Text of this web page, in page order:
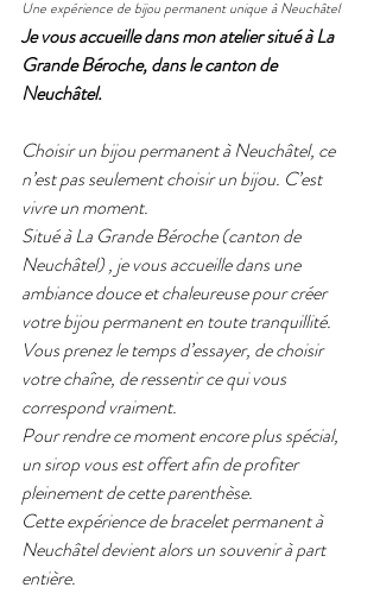
Une expérience de bijou permanent unique à Neuchâtel
Je vous accueille dans mon atelier situé à La
Grande Béroche, dans le canton de
Neuchâtel.
Choisir un bijou permanent à Neuchâtel, ce
n’est pas seulement choisir un bijou. C’est
vivre un moment.
Situé à La Grande Béroche (canton de
Neuchâtel) , je vous accueille dans une
ambiance douce et chaleureuse pour créer
votre bijou permanent en toute tranquillité.
Vous prenez le temps d’essayer, de choisir
votre chaîne, de ressentir ce qui vous
correspond vraiment.
Pour rendre ce moment encore plus spécial,
un sirop vous est offert afin de profiter
pleinement de cette parenthèse.
Cette expérience de bracelet permanent à
Neuchâtel devient alors un souvenir à part
entière.